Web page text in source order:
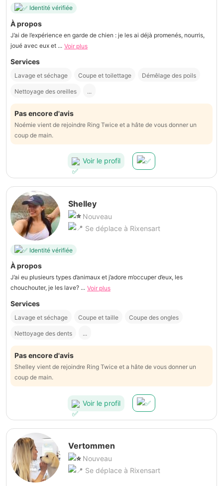
Identité vérifiée
À propos
J’ai de l’expérience en garde de chien : je les ai déjà promenés, nourris,
joué avec eux et ... Voir plus
Services
Lavage et séchage Coupe et toilettage Démêlage des poils
Nettoyage des oreilles ...
Pas encore d'avis
Noémie vient de rejoindre Ring Twice et a hâte de vous donner un
coup de main.
Voir le profil
Shelley
Nouveau
Se déplace à Rixensart
Identité vérifiée
À propos
J’ai eu plusieurs types d’animaux et j’adore m’occuper d’eux, les
chouchouter, je les lave? ... Voir plus
Services
Lavage et séchage Coupe et taille Coupe des ongles
Nettoyage des dents ...
Pas encore d'avis
Shelley vient de rejoindre Ring Twice et a hâte de vous donner un
coup de main.
Voir le profil
Vertommen
Nouveau
Se déplace à Rixensart